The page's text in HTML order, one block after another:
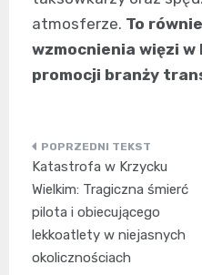
atmosferze. To
wzmocnienia więzi w
promocji branży
Nawigacja
wpisu
Katastrofa w Krzycku
Wielkim: Tragiczna śmierć
pilota i obiecującego
lekkoatlety w niejasnych
okolicznościach